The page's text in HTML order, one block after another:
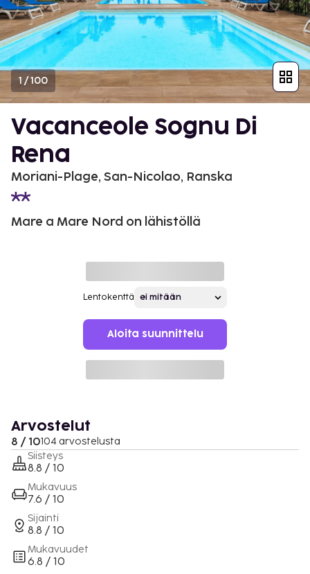
1 /100
Vacanceole Sognu Di
Rena
Moriani-Plage, San-Nicolao, Ranska
Mare a Mare Nord on lähistöllä
Lentokenttä
Aloita suunnittelu
Arvostelut
8 / 10104 arvostelusta
Siisteys
8.8 / 10
Mukavuus
7.6 / 10
Sijainti
8.8 / 10
Mukavuudet
6.8 / 10